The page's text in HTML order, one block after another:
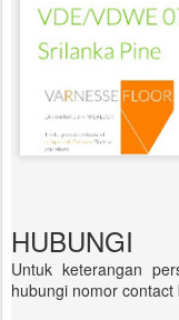
HUBUNGI
Untuk keterangan
hubungi nomor contact